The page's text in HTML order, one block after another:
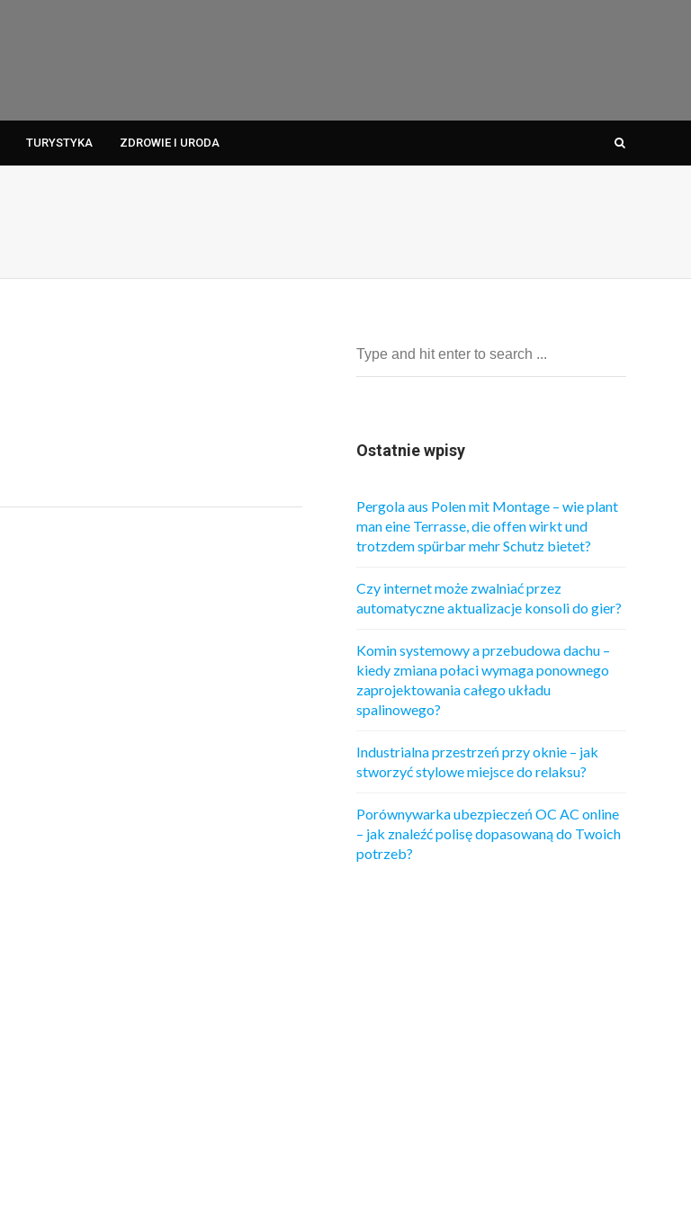
TURYSTYKA ZDROWIE I URODA
Ostatnie wpisy
Pergola aus Polen mit Montage – wie plant
man eine Terrasse, die offen wirkt und
trotzdem spürbar mehr Schutz bietet?
Czy internet może zwalniać przez
automatyczne aktualizacje konsoli do gier?
Komin systemowy a przebudowa dachu –
kiedy zmiana połaci wymaga ponownego
zaprojektowania całego układu
spalinowego?
Industrialna przestrzeń przy oknie – jak
stworzyć stylowe miejsce do relaksu?
Porównywarka ubezpieczeń OC AC online
– jak znaleźć polisę dopasowaną do Twoich
potrzeb?